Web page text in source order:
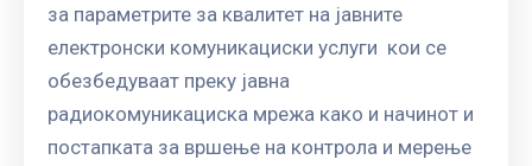
за параметрите за квалитет на јавните
елeктронски комуникациски услуги кои се
обезбедуваат преку јавна
радиокомуникациска мрежа како и начинот и
постапката за вршење на контрола и мерење